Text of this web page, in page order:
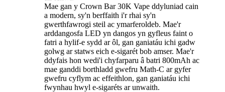
Mae gan y Crown Bar 30K Vape ddyluniad cain
a modern, sy'n berffaith i'r rhai sy'n
gwerthfawrogi steil ac ymarferoldeb. Mae'r
arddangosfa LED yn dangos yn gyfleus faint o
fatri a hylif-e sydd ar ôl, gan ganiatáu ichi gadw
golwg ar statws eich e-sigarét bob amser. Mae'r
ddyfais hon wedi'i chyfarparu â batri 800mAh ac
mae ganddi borthladd gwefru Math-C ar gyfer
gwefru cyflym ac effeithlon, gan ganiatáu ichi
fwynhau hwyl e-sigaréts ar unwaith.